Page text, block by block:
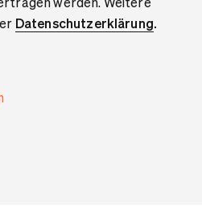
Datenschutzerklärung.